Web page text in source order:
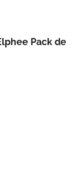
Pack de